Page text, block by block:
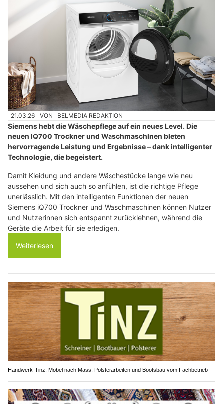
21.03.26 VON BELMEDIA REDAKTION
Siemens hebt die Wäschepflege auf ein neues Level. Die
neuen iQ700 Trockner und Waschmaschinen bieten
hervorragende Leistung und Ergebnisse – dank intelligenter
Technologie, die begeistert.
Damit Kleidung und andere Wäschestücke lange wie neu
aussehen und sich auch so anfühlen, ist die richtige Pflege
unerlässlich. Mit den intelligenten Funktionen der neuen
Siemens iQ700 Trockner und Waschmaschinen können Nutzer
und Nutzerinnen sich entspannt zurücklehnen, während die
Geräte die Arbeit für sie erledigen.
Weiterlesen
Handwerk-Tinz: Möbel nach Mass, Polsterarbeiten und Bootsbau vom Fachbetrieb